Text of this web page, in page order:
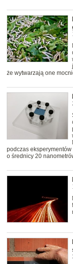
że wytwarzają one
podczas eksperymentów
o średnicy 20